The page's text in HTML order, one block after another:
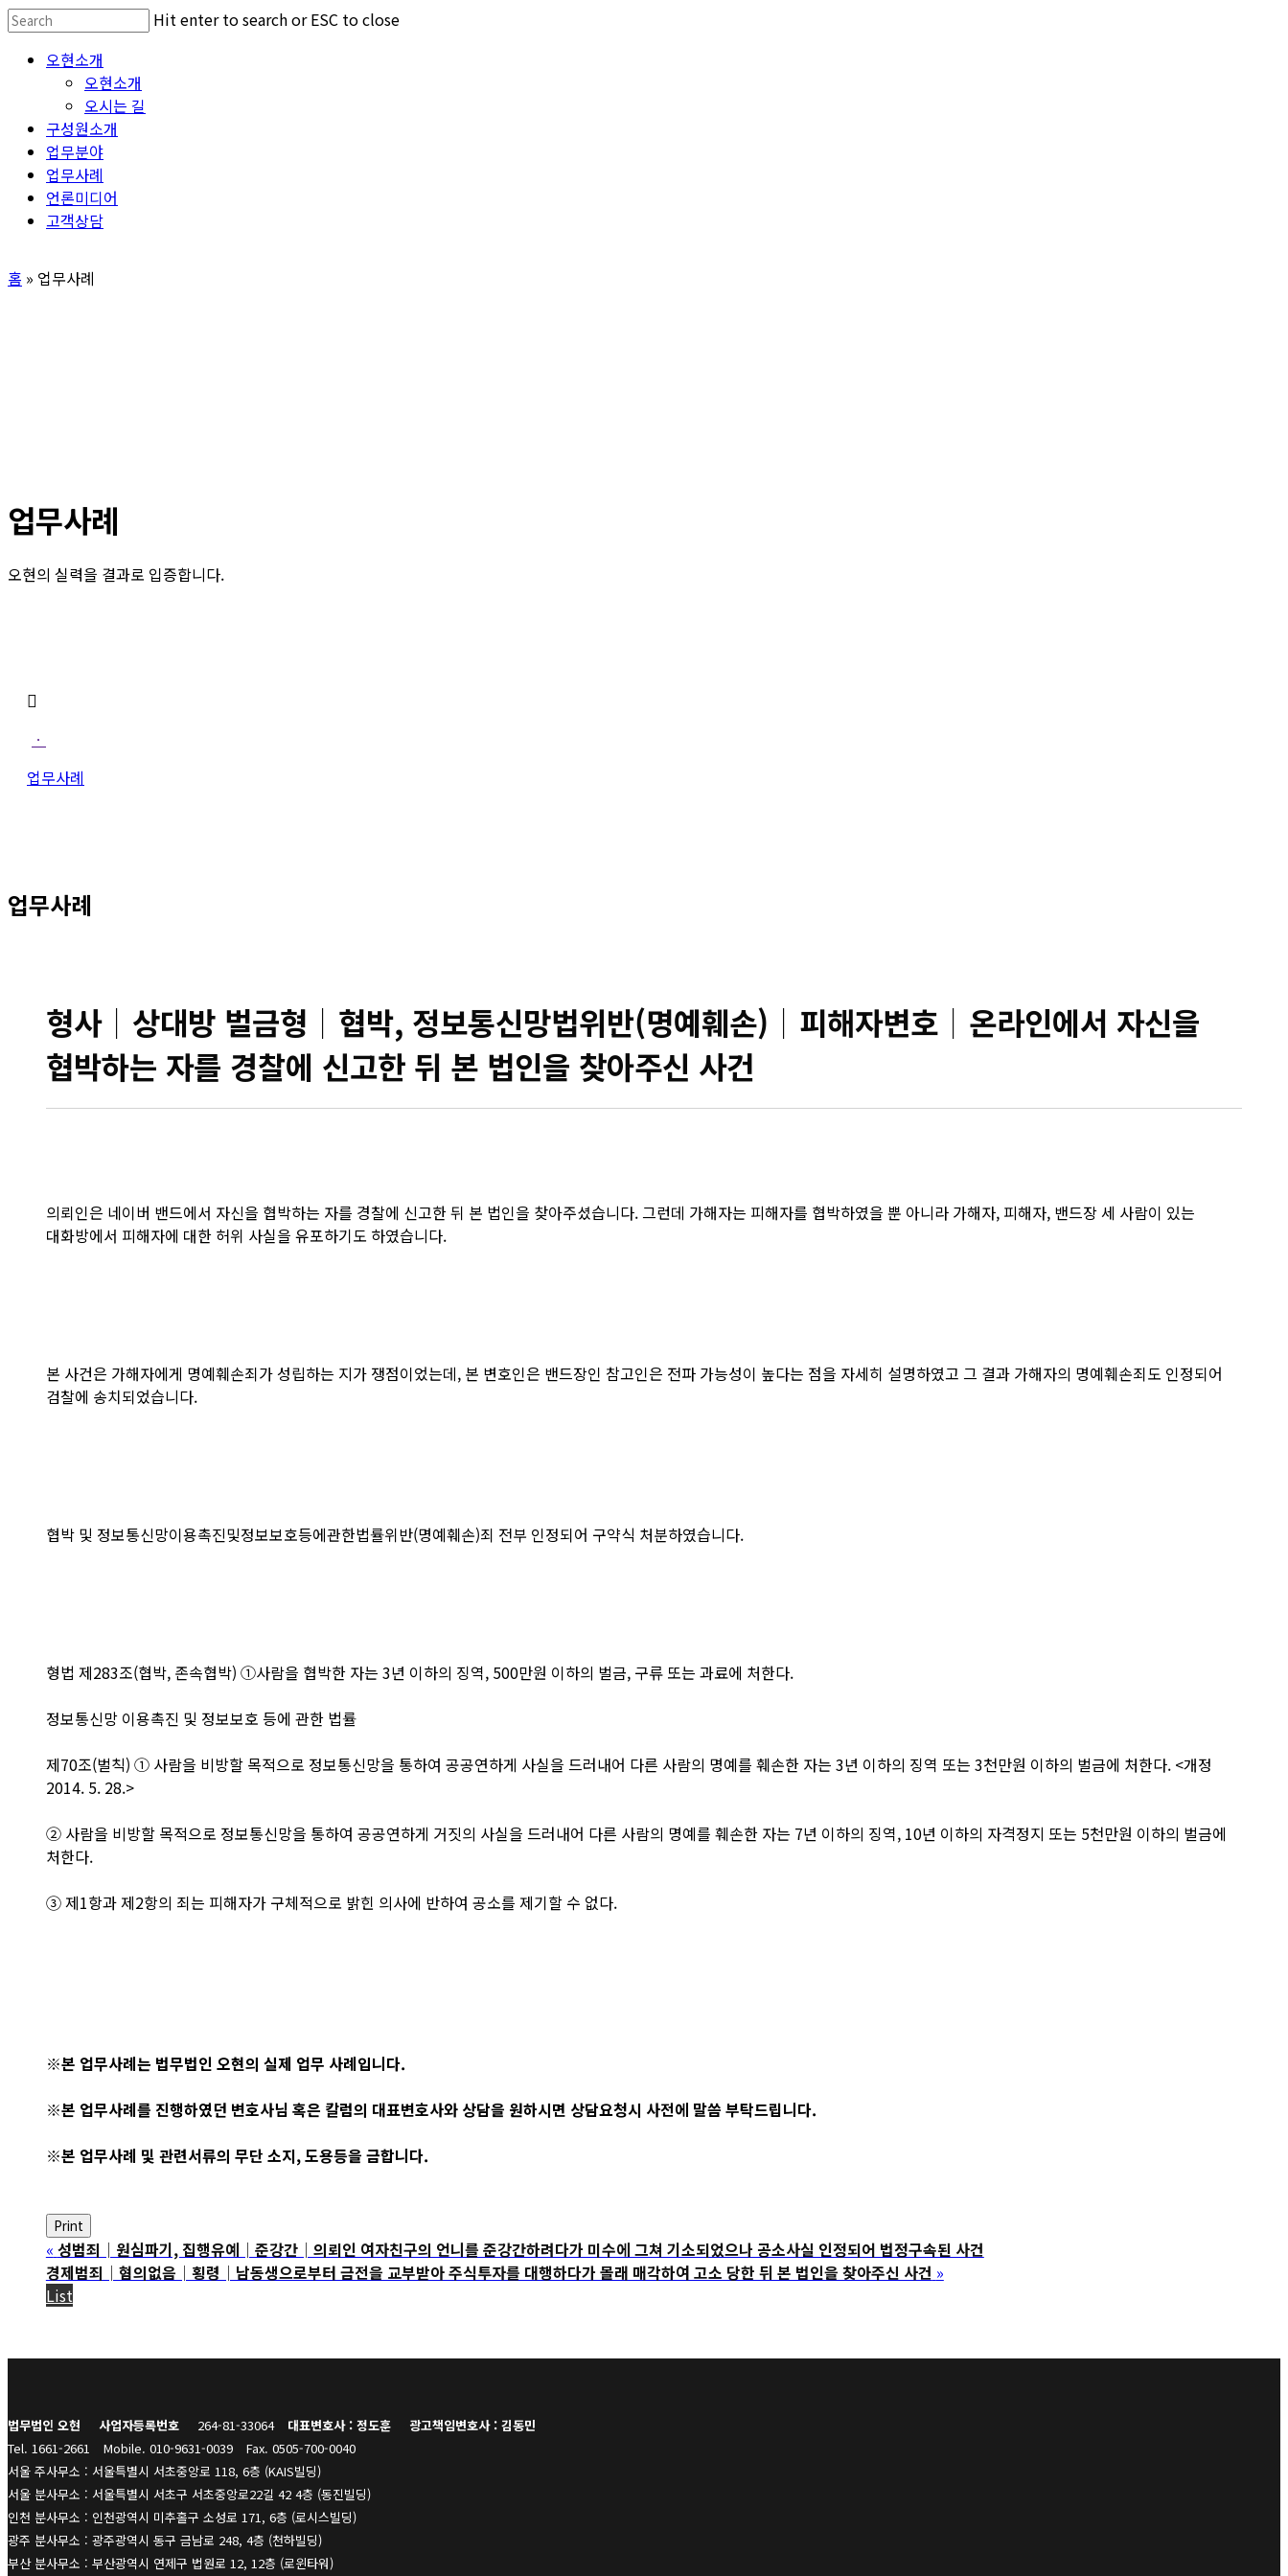
Skip
main
Hit enter to search or ESC to close
Search
Menu 오현소개
오현소개
오시는 길
구성원소개
업무분야
업무사례
언론미디어
고객상담
홈 » 업무사례
업무사례
오현의 실력을 결과로 입증합니다.
ㆍ
업무사례
업무사례
형사│상대방 벌금형│협박, 정보통신망법위반(명예훼손)│피해자변호│온라인에서 자신을
협박하는 자를 경찰에 신고한 뒤 본 법인을 찾아주신 사건
의뢰인은 네이버 밴드에서 자신을 협박하는 자를 경찰에 신고한 뒤 본 법인을 찾아주셨습니다. 그런데 가해자는 피해자를 협박하였을 뿐 아니라 가해자, 피해자, 밴드장 세 사람이 있는
대화방에서 피해자에 대한 허위 사실을 유포하기도 하였습니다.
본 사건은 가해자에게 명예훼손죄가 성립하는 지가 쟁점이었는데, 본 변호인은 밴드장인 참고인은 전파 가능성이 높다는 점을 자세히 설명하였고 그 결과 가해자의 명예훼손죄도 인정되어
검찰에 송치되었습니다.
협박 및 정보통신망이용촉진및정보보호등에관한법률위반(명예훼손)죄 전부 인정되어 구약식 처분하였습니다.
형법 제283조(협박, 존속협박) ①사람을 협박한 자는 3년 이하의 징역, 500만원 이하의 벌금, 구류 또는 과료에 처한다.
정보통신망 이용촉진 및 정보보호 등에 관한 법률
제70조(벌칙) ① 사람을 비방할 목적으로 정보통신망을 통하여 공공연하게 사실을 드러내어 다른 사람의 명예를 훼손한 자는 3년 이하의 징역 또는 3천만원 이하의 벌금에 처한다. <개정
2014. 5. 28.>
② 사람을 비방할 목적으로 정보통신망을 통하여 공공연하게 거짓의 사실을 드러내어 다른 사람의 명예를 훼손한 자는 7년 이하의 징역, 10년 이하의 자격정지 또는 5천만원 이하의 벌금에
처한다.
③ 제1항과 제2항의 죄는 피해자가 구체적으로 밝힌 의사에 반하여 공소를 제기할 수 없다.
※본 업무사례는 법무법인 오현의 실제 업무 사례입니다.
※본 업무사례를 진행하였던 변호사님 혹은 칼럼의 대표변호사와 상담을 원하시면 상담요청시 사전에 말씀 부탁드립니다.
※본 업무사례 및 관련서류의 무단 소지, 도용등을 금합니다.
Print
« 성범죄│원심파기, 집행유예│준강간│의뢰인 여자친구의 언니를 준강간하려다가 미수에 그쳐 기소되었으나 공소사실 인정되어 법정구속된 사건
경제범죄│혐의없음│횡령│남동생으로부터 금전을 교부받아 주식투자를 대행하다가 몰래 매각하여 고소 당한 뒤 본 법인을 찾아주신 사건 »
List
법무법인 오현 사업자등록번호 264-81-33064 대표변호사 : 정도훈
광고책임변호사 : 김동민
Tel. 1661-2661
Mobile. 010-9631-0039
Fax. 0505-700-0040
서울 주사무소 : 서울특별시 서초중앙로 118, 6층 (KAIS빌딩)
서울 분사무소 : 서울특별시 서초구 서초중앙로22길 42 4층 (동진빌딩)
인천 분사무소 : 인천광역시 미추홀구 소성로 171, 6층 (로시스빌딩)
광주 분사무소 : 광주광역시 동구 금남로 248, 4층 (천하빌딩)
부산 분사무소 : 부산광역시 연제구 법원로 12, 12층 (로윈타워)